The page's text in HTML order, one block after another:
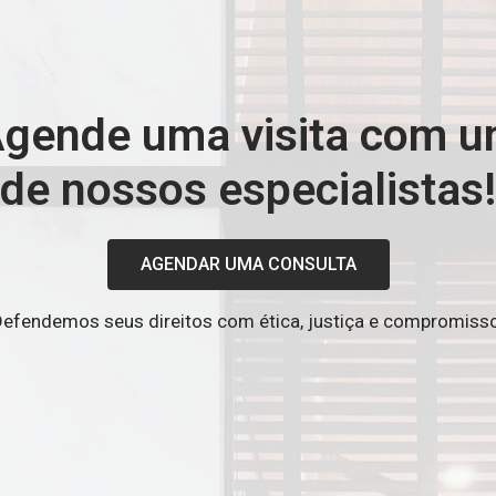
uma visita com
de nossos especialistas!
AGENDAR UMA CONSULTA
seus direitos com ética, justiça e